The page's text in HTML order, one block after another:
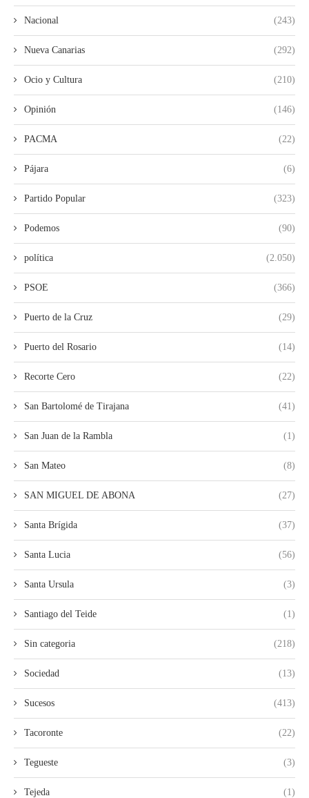
Nacional (243)
Nueva Canarias (292)
Ocio y Cultura (210)
Opinión (146)
PACMA (22)
Pájara (6)
Partido Popular (323)
Podemos (90)
política (2.050)
PSOE (366)
Puerto de la Cruz (29)
Puerto del Rosario (14)
Recorte Cero (22)
San Bartolomé de Tirajana (41)
San Juan de la Rambla (1)
San Mateo (8)
SAN MIGUEL DE ABONA (27)
Santa Brígida (37)
Santa Lucia (56)
Santa Ursula (3)
Santiago del Teide (1)
Sin categoria (218)
Sociedad (13)
Sucesos (413)
Tacoronte (22)
Tegueste (3)
Tejeda (1)